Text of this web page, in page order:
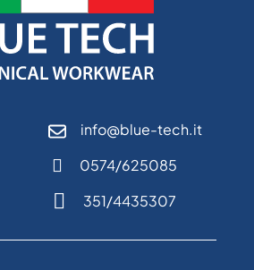
info@blue-tech.it
0574/625085
351/4435307